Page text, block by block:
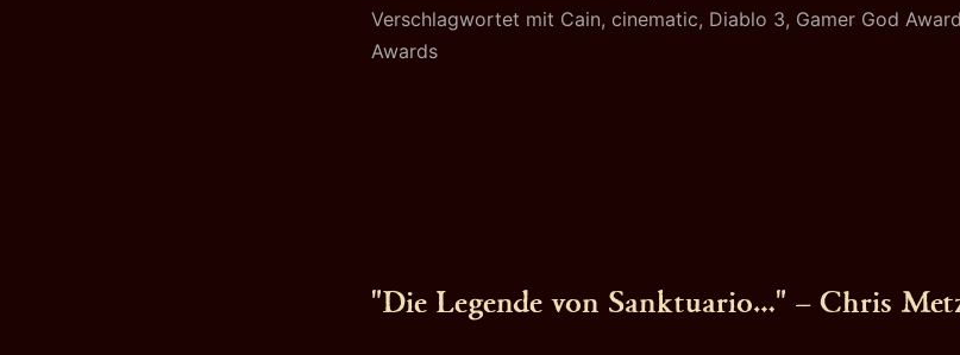
Verschlagwortet mit Cain, cinematic, Diablo 3, Gamer God Award
Awards
"Die Legende von Sanktuario…" – Chris